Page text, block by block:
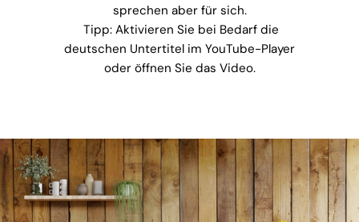
sprechen aber für sich.
Tipp: Aktivieren Sie bei Bedarf die
deutschen Untertitel im YouTube-Player
oder öffnen Sie das Video.